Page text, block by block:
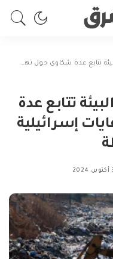
حول تهريب نفايات إسرائيلية للمحافظة
تتابع عدة
إسرائيلية